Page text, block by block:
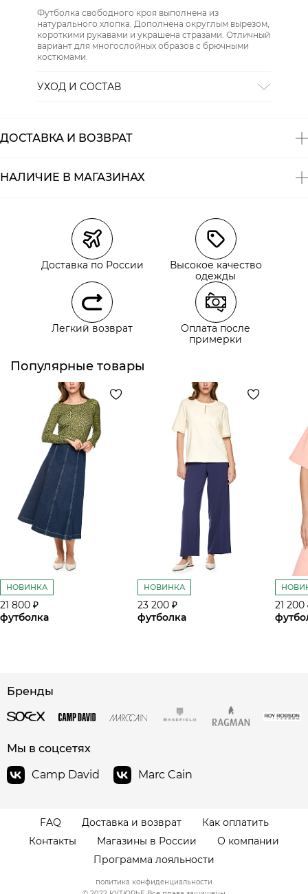
Футболка свободного кроя выполнена из
натурального хлопка. Дополнена округлым вырезом,
короткими рукавами и украшена стразами. Отличный
вариант для многослойных образов с брючными
костюмами.
УХОД И СОСТАВ
ДОСТАВКА И ВОЗВРАТ
Курьерская доставка СДЭК
Самовывоз из пункта выдачи СДЭК
Самовывоз из наших магазинов
Самовывоз из пункта выдачи СДЭК
НАЛИЧИЕ В МАГАЗИНАХ
Доставка по России
Высокое качество
одежды
Легкий возврат
Оплата после
примерки
Популярные товары
НОВИНКА
21 800 ₽
футболка
НОВИНКА
23 200 ₽
футболка
21 200
Бренды
Мы в соцсетях
Camp David
Marc Cain
FAQ Доставка и возврат
Как оплатить
Контакты
Магазины в России
О компании
Программа лояльности
политика конфиденциальности